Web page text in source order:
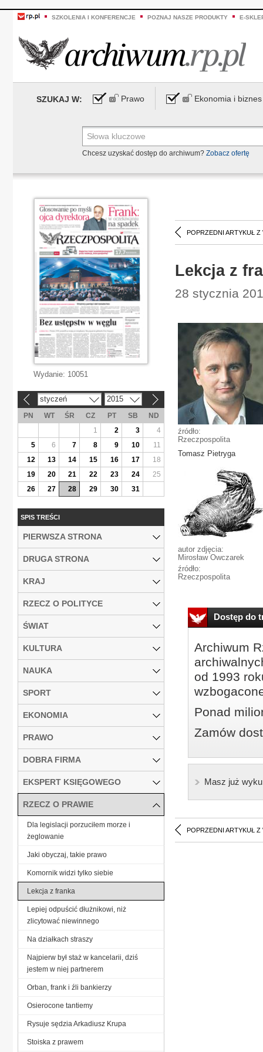
SZKOLENIA I KONFERENCJE POZNAJ NASZE PRODUKTY E-
SZUKAJ W: Prawo Ekonomia i biznes
Chcesz uzyskać dostęp do archiwum? Zobacz ofertę
POPRZEDNI ARTYKUŁ Z
Lekcja z
28 stycznia
źródło:
Rzeczpospolita
Tomasz Pietryga
autor zdjęcia:
Mirosław Owczarek
źródło:
Rzeczpospolita
Dostęp do
Archiwum
od 1993
Ponad
Zamów
Masz już
POPRZEDNI ARTYKUŁ Z
Wydanie: 10051
styczeń 2015
PN WT ŚR CZ PT SB
ND
1
2 3
4
5
6 7 8 9 10
11
12
13 14 15 16 17
18
19
20 21 22 23 24
25
26
27 28 29 30 31
SPIS TREŚCI
PIERWSZA STRONA
DRUGA STRONA
KRAJ
RZECZ O POLITYCE
ŚWIAT
KULTURA
NAUKA
SPORT
EKONOMIA
PRAWO
DOBRA FIRMA
EKSPERT KSIĘGOWEGO
RZECZ O PRAWIE
Dla legislacji porzuciłem morze i
żeglowanie
Jaki obyczaj, takie prawo
Komornik widzi tylko siebie
Lekcja z franka
Lepiej odpuścić dłużnikowi, niż
zlicytować niewinnego
Na działkach straszy
Najpierw był staż w kancelarii, dziś
jestem w niej partnerem
Orban, frank i źli bankierzy
Osierocone tantiemy
Rysuje sędzia Arkadiusz Krupa
Stoiska z prawem